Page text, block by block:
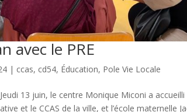
avec le PRE
| ccas, cd54, Éducation, Pole Vie Locale
13 juin, le centre Monique Miconi a
et le CCAS de la ville, et l’école maternelle